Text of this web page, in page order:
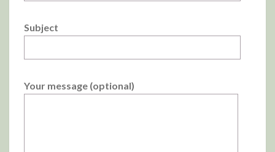
Subject
Your message (optional)